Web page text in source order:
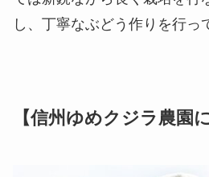
し、丁寧なぶどう作りを行っ
【信州ゆめクジラ農園